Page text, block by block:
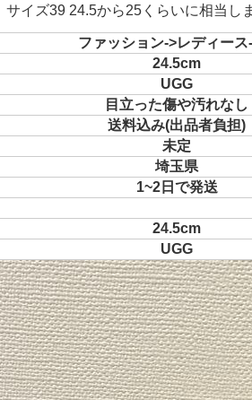
イズ39 24.5から25くらいに相当し
ファッション->レディース
24.5cm
UGG
目立った傷や汚れなし
送料込み(出品者負担)
未定
埼玉県
1~2日で発送
24.5cm
UGG